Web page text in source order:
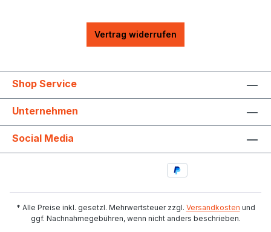
Vertrag widerrufen
Shop Service
Unternehmen
Social Media
* Alle Preise inkl. gesetzl. Mehrwertsteuer zzgl. Versandkosten und
ggf. Nachnahmegebühren, wenn nicht anders beschrieben.